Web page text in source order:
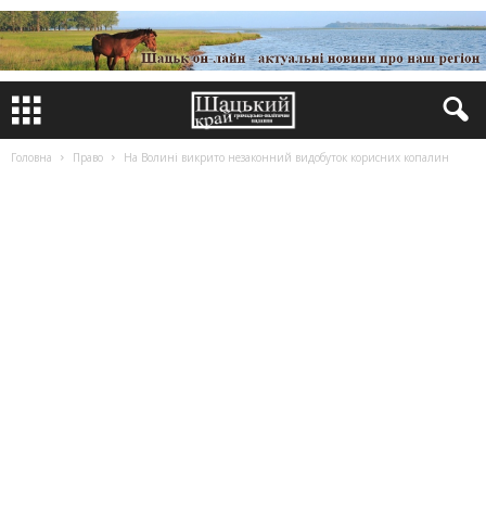
Головна Право На Волині викрито незаконний видобуток корисних копалин